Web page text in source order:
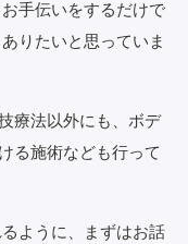
手伝いをするだけで
りたいと思っていま
療法以外にも、ボデ
る施術なども行って
ように、まずはお話